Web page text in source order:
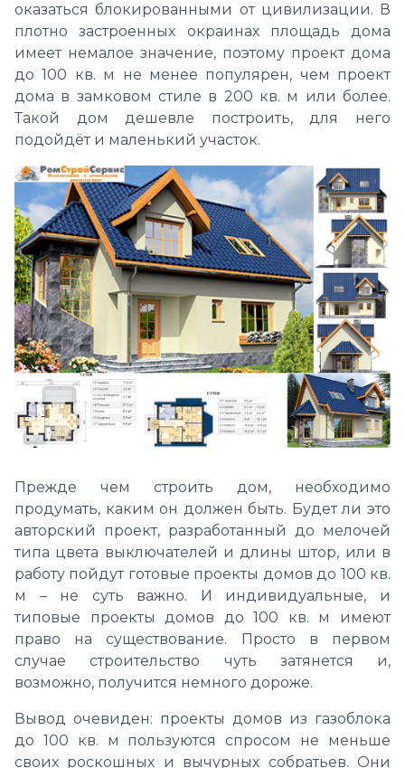
оказаться блокированными от цивилизации. В
плотно застроенных окраинах площадь дома
имеет немалое значение, поэтому проект дома
до 100 кв. м не менее популярен, чем проект
дома в замковом стиле в 200 кв. м или более.
Такой дом дешевле построить, для него
подойдёт и маленький участок.
Прежде чем строить дом, необходимо
продумать, каким он должен быть. Будет ли это
авторский проект, разработанный до мелочей
типа цвета выключателей и длины штор, или в
работу пойдут готовые проекты домов до 100 кв.
м – не суть важно. И индивидуальные, и
типовые проекты домов до 100 кв. м имеют
право на существование. Просто в первом
случае строительство чуть затянется и,
возможно, получится немного дороже.
Вывод очевиден: проекты домов из газоблока
до 100 кв. м пользуются спросом не меньше
своих роскошных и вычурных собратьев. Они